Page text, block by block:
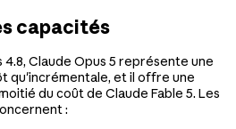
capacités
Claude Opus 5 représente une
qu'incrémentale, et il offre une
du coût de Claude Fable 5. Les
: